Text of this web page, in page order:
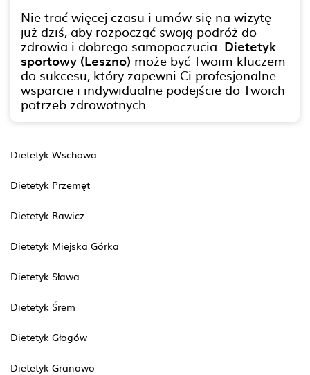
Nie trać więcej czasu i umów się na wizytę
już dziś, aby rozpocząć swoją podróż do
zdrowia i dobrego samopoczucia. Dietetyk
sportowy (Leszno) może być Twoim kluczem
do sukcesu, który zapewni Ci profesjonalne
wsparcie i indywidualne podejście do Twoich
potrzeb zdrowotnych.
Dietetyk Wschowa
Dietetyk Przemęt
Dietetyk Rawicz
Dietetyk Miejska Górka
Dietetyk Sława
Dietetyk Śrem
Dietetyk Głogów
Dietetyk Granowo